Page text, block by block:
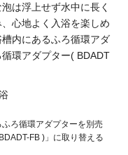
は浮上せず水中に長く
心地よく入浴を楽しめ
内にあるふろ循環アダ
環アダプター( BDADT
ろ循環アダプターを別売
FB )」に取り替える